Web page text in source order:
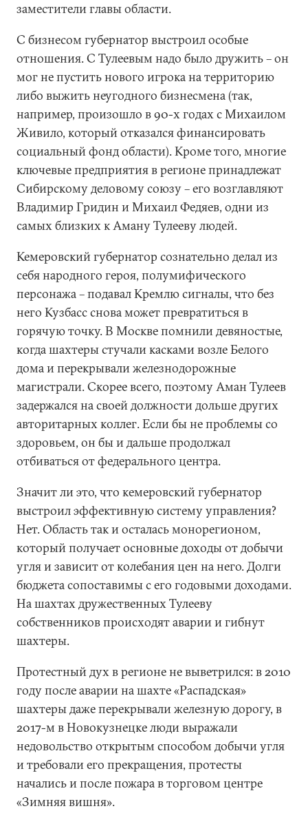
заместители главы области.
С бизнесом губернатор выстроил особые
отношения. С Тулеевым надо было дружить – он
мог не пустить нового игрока на территорию
либо выжить неугодного бизнесмена (так,
например, произошло в 90-х годах с Михаилом
Живило, который отказался финансировать
социальный фонд области). Кроме того, многие
ключевые предприятия в регионе принадлежат
Сибирскому деловому союзу – его возглавляют
Владимир Гридин и Михаил Федяев, одни из
самых близких к Аману Тулееву людей.
Кемеровский губернатор сознательно делал из
себя народного героя, полумифического
персонажа – подавал Кремлю сигналы, что без
него Кузбасс снова может превратиться в
горячую точку. В Москве помнили девяностые,
когда шахтеры стучали касками возле Белого
дома и перекрывали железнодорожные
магистрали. Скорее всего, поэтому Аман Тулеев
задержался на своей должности дольше других
авторитарных коллег. Если бы не проблемы со
здоровьем, он бы и дальше продолжал
отбиваться от федерального центра.
Значит ли это, что кемеровский губернатор
выстроил эффективную систему управления?
Нет. Область так и осталась монорегионом,
который получает основные доходы от добычи
угля и зависит от колебания цен на него. Долги
бюджета сопоставимы с его годовыми доходами.
На шахтах дружественных Тулееву
собственников происходят аварии и гибнут
шахтеры.
Протестный дух в регионе не выветрился: в 2010
году после аварии на шахте «Распадская»
шахтеры даже перекрывали железную дорогу, в
2017-м в Новокузнецке люди выражали
недовольство открытым способом добычи угля
и требовали его прекращения, протесты
начались и после пожара в торговом центре
«Зимняя вишня».